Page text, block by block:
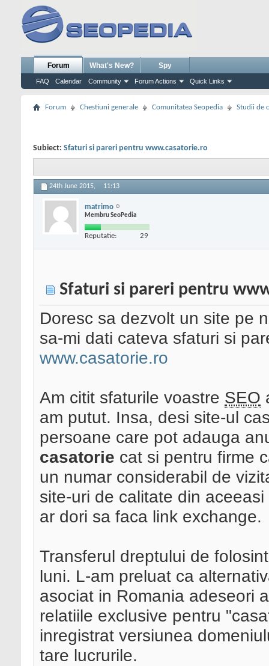
Forum
FAQ Calendar Community Forum Actions Quick Links
What's New? Spy
Forum Chestiuni generale Comunitatea Seopedia Studii de
Subiect: Sfaturi si pareri pentru www.casatorie.ro
24th June 2015, 11:13
matrimo
Membru SeoPedia
Reputatie: 29
Sfaturi si pareri pentru
Doresc sa dezvolt un site pe
sa-mi dati cateva sfaturi si
www.casatorie.ro
Am citit sfaturile voastre SEO
am putut. Insa, desi site-ul
persoane care pot adauga
casatorie cat si pentru firme
un numar considerabil de
site-uri de calitate din
ar dori sa faca link exchange.
Transferul dreptului de
luni. L-am preluat ca
asociat in Romania adeseori
relatiile exclusive pentru
inregistrat versiunea
tare lucrurile.